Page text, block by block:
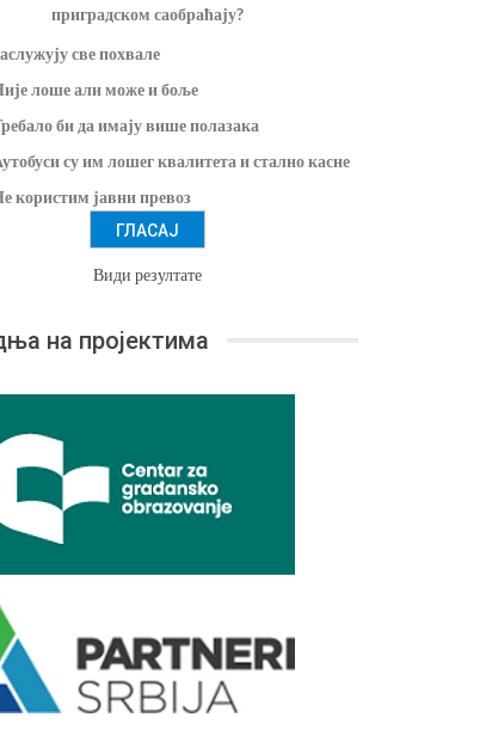
приградском саобраћају?
све похвале
лоше али може и боље
би да имају више полазака
су им лошег квалитета и стално касне
користим јавни превоз
Види резултате
на пројектима